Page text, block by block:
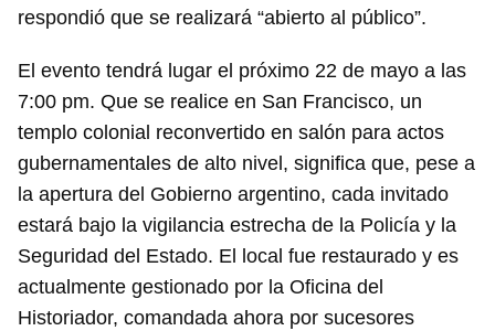
respondió que se realizará “abierto al público”.
El evento tendrá lugar el próximo 22 de mayo a las
7:00 pm. Que se realice en San Francisco, un
templo colonial reconvertido en salón para actos
gubernamentales de alto nivel, significa que, pese a
la apertura del Gobierno argentino, cada invitado
estará bajo la vigilancia estrecha de la Policía y la
Seguridad del Estado. El local fue restaurado y es
actualmente gestionado por la Oficina del
Historiador, comandada ahora por sucesores